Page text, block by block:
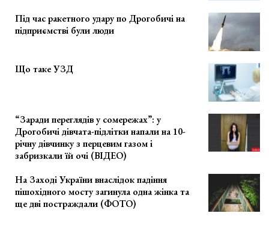
Під час ракетного удару по Дрогобичі на
підприємстві були люди
Що таке УЗД
“Заради переглядів у сомережах”: у
Дрогобичі дівчата-підлітки напали на 10-
річну дівчинку з перцевим газом і
забризкали їй очі (ВІДЕО)
На Заході України внаслідок падіння
пішохідного мосту загинула одна жінка та
ще дві постраждали (ФОТО)